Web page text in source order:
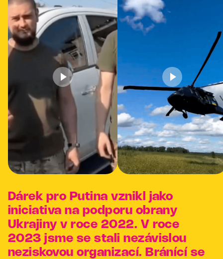
Dárek pro Putina vznikl jako
iniciativa na podporu obrany
Ukrajiny v roce 2022. V roce
2023 jsme se stali nezávislou
neziskovou organizací. Bránící se